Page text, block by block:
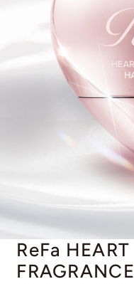
ReFa HEART
FRAGRANCE